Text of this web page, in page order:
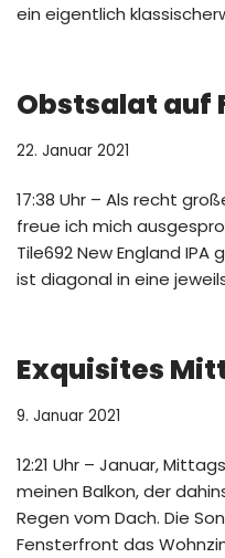
ein eigentlich
Obstsalat auf
22. Januar 2021
17:38 Uhr – Als recht
freue ich mich
Tile692 New England
ist diagonal in eine
Exquisites
9. Januar 2021
12:21 Uhr – Januar,
meinen Balkon, der
Regen vom Dach. Die
Fensterfront das